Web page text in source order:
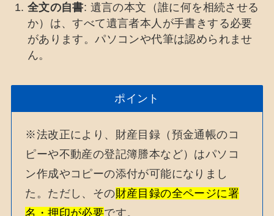
全文の自書: 遺言の本文（誰に何を相続させる
か）は、すべて遺言者本人が手書きする必要
があります。パソコンや代筆は認められませ
ん。
ポイント
※法改正により、財産目録（預金通帳のコ
ピーや不動産の登記簿謄本など）はパソコ
ン作成やコピーの添付が可能になりまし
た。ただし、その財産目録の全ページに署
名・押印が必要です。